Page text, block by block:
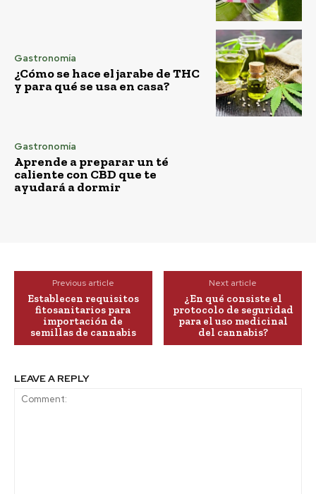
Gastronomía
¿Cómo se hace el jarabe de THC
y para qué se usa en casa?
Gastronomía
Aprende a preparar un té
caliente con CBD que te
ayudará a dormir
Previous article
Establecen requisitos
fitosanitarios para
importación de
semillas de cannabis
Next article
¿En qué consiste el
protocolo de seguridad
para el uso medicinal
del cannabis?
LEAVE A REPLY